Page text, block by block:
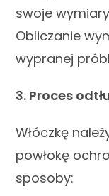
swoje
Obliczanie
wypranej
3. Proces
Włóczkę
powłokę
sposoby: